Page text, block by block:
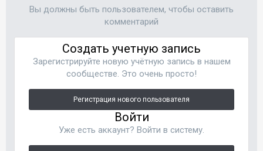
Вы должны быть пользователем, чтобы оставить
комментарий
Создать учетную запись
Зарегистрируйте новую учётную запись в нашем
сообществе. Это очень просто!
Регистрация нового пользователя
Войти
Уже есть аккаунт? Войти в систему.